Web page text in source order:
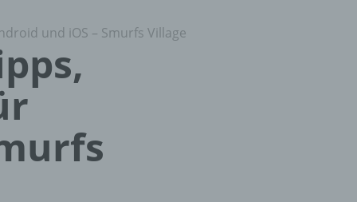
und iOS – Smurfs Village